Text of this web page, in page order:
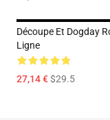
Découpe Et Dogday
Ligne
27,14 €$29.5